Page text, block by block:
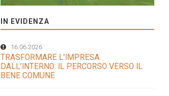
IN EVIDENZA
16.06.2026
TRASFORMARE L’IMPRESA
DALL’INTERNO: IL PERCORSO VERSO IL
BENE COMUNE